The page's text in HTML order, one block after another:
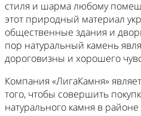
стиля и шарма любому
этот природный материал
общественные здания и
пор натуральный камень
дороговизны и хорошего
Компания «ЛигаКамня»
того, чтобы совершить
натурального камня в